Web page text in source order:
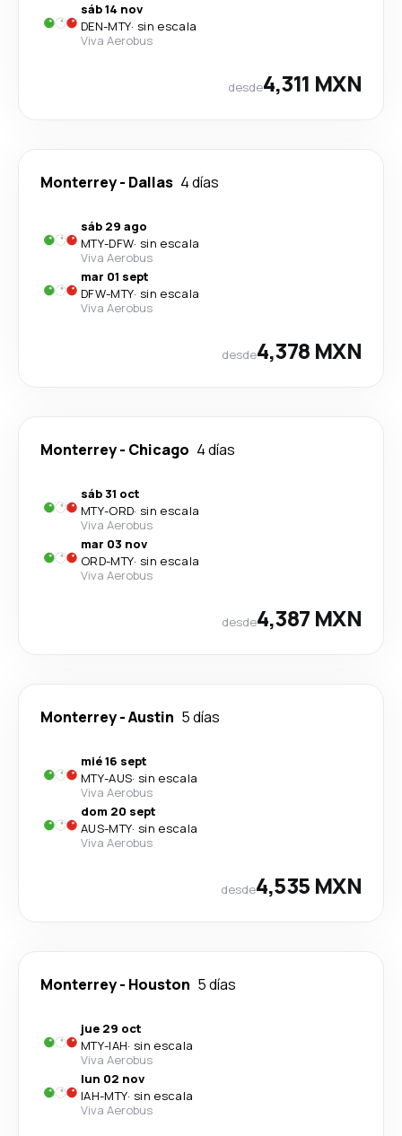
sáb 14 nov
DEN-MTY· sin escala
Viva Aerobus
desde4,311 MXN
Monterrey- Dallas 4 días
sáb 29 ago
MTY-DFW· sin escala
Viva Aerobus
mar 01 sept
DFW-MTY· sin escala
Viva Aerobus
desde4,378 MXN
Monterrey- Chicago 4 días
sáb 31 oct
MTY-ORD· sin escala
Viva Aerobus
mar 03 nov
ORD-MTY· sin escala
Viva Aerobus
desde4,387 MXN
Monterrey-Austin 5 días
mié 16 sept
MTY-AUS· sin escala
Viva Aerobus
dom 20 sept
AUS-MTY· sin escala
Viva Aerobus
desde4,535 MXN
Monterrey- Houston 5 días
jue 29 oct
MTY-IAH· sin escala
Viva Aerobus
lun 02 nov
IAH-MTY· sin escala
Viva Aerobus